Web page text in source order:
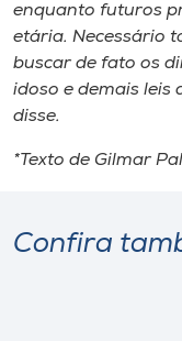
enquanto futuros
etária. Necessário
buscar de fato os
idoso e demais leis
disse.
*Texto de Gilmar
Confira